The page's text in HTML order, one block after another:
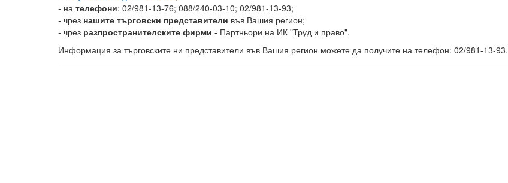
- на телефони: 02/981-13-76; 088/240-03-10; 02/981-13-93;
- чрез нашите търговски представители във Вашия регион;
- чрез разпространителските фирми - Партньори на ИК "Труд и право".
Информация за търговските ни представители във Вашия регион можете да получите на телефон: 02/981-13-93.